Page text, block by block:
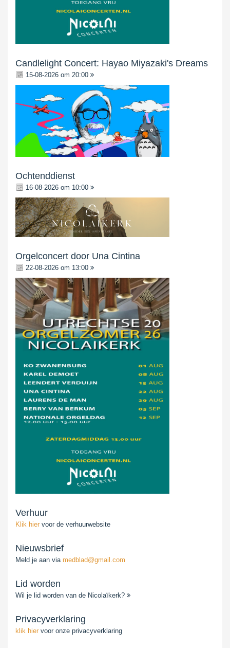
Candlelight Concert: Hayao Miyazaki's Dreams
15-08-2026 om 20:00
Ochtenddienst
16-08-2026 om 10:00
Orgelconcert door Una Cintina
22-08-2026 om 13:00
Verhuur
Klik hier voor de verhuurwebsite
Nieuwsbrief
Meld je aan via medblad@gmail.com
Lid worden
Wil je lid worden van de Nicolaïkerk?
Privacyverklaring
klik hier voor onze privacyverklaring